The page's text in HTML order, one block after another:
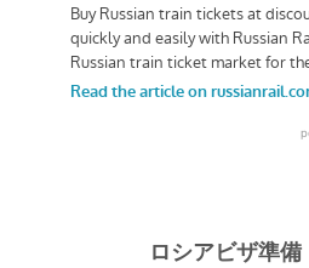
ロシアビザ準備